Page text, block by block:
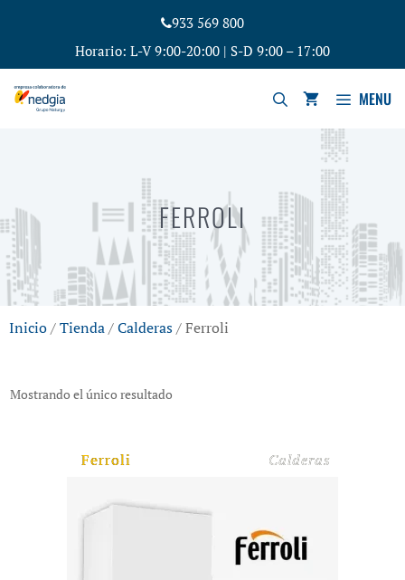
933 569 800
Horario: L-V 9:00-20:00 | S-D 9:00 – 17:00
MENU
FERROLI
Inicio/Tienda/Calderas/ Ferroli
Mostrando el único resultado
Ferroli Calderas